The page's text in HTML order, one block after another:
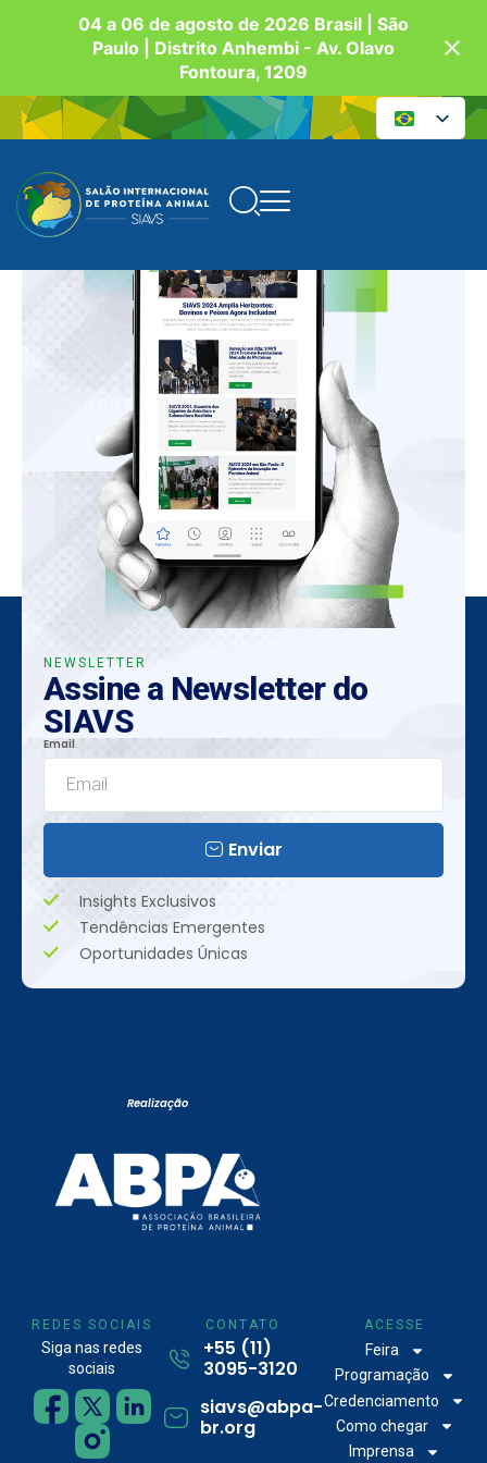
04 a 06 de agosto de 2026 Brasil | São
Paulo | Distrito Anhembi - Av. Olavo
Fontoura, 1209
NEWSLETTER
Assine a Newsletter do
SIAVS
Email
Enviar
Insights Exclusivos
Tendências Emergentes
Oportunidades Únicas
Realização
REDES SOCIAIS
Siga nas redes
sociais
CONTATO
+55 (11)
3095-3120
siavs@abpa-
br.org
ACESSE
Feira
Programação
Credenciamento
Como chegar
Imprensa